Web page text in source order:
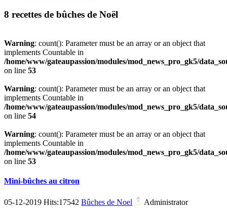
8 recettes de bûches de Noël
Warning: count(): Parameter must be an array or an object that
implements Countable in
/home/www/gateaupassion/modules/mod_news_pro_gk5/
on line 53
Warning: count(): Parameter must be an array or an object that
implements Countable in
/home/www/gateaupassion/modules/mod_news_pro_gk5/
on line 54
Warning: count(): Parameter must be an array or an object that
implements Countable in
/home/www/gateaupassion/modules/mod_news_pro_gk5/
on line 53
Mini-bûches au citron
05-12-2019 Hits:17542 Bûches de Noel Administrator